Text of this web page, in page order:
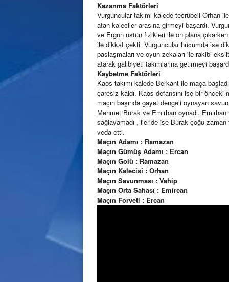
Kazanma Faktörleri
Vurguncular takımı kalede tecrübeli Orhan
atan kaleciler arasına girmeyi başardı.
ve Ergün üstün fizikleri ile ön plana
ile dikkat çekti. Vurguncular hücumda ise
paslaşmaları ve oyun zekaları ile rakibi
atarak galibiyeti takımlarına getirmeyi
Kaybetme Faktörleri
Kaos takımı kalede Berkant ile maça
çaresiz kaldı. Kaos defansını ise bir
maçın başında gayet dengeli oynayan
Mehmet Burak ve Emirhan oynadı.
sağlayamadı , ileride ise Burak çoğu
veda etti.
Maçın Adamı : Ramazan
Maçın Gümüş Adamı : Ercan
Maçın Golü : Ramazan
Maçın Kalecisi : Orhan
Maçın Savunması : Vahip
Maçın Orta Sahası : Emircan
Maçın Forveti : Ercan